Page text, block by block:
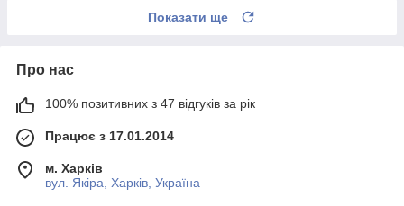
Показати ще
Про нас
100% позитивних з 47 відгуків за рік
Працює з 17.01.2014
м. Харків
вул. Якіра, Харків, Україна